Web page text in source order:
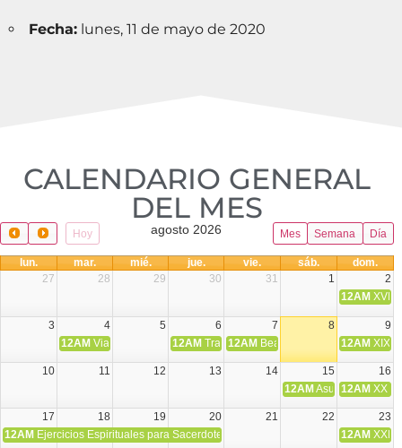
Fecha: lunes, 11 de mayo de 2020
CALENDARIO GENERAL
DEL MES​
Hoy Mes Semana Día
agosto 2026
lun. mar. mié. jue. vie. sáb.
dom.
27
28 29 30 31 1
2
12AM XVIII
3 4 5 6 7 8
9
12AM Viaje Diocesano a Japón.
12AM Transfiguración del Señor
12AM Beatos Cruz Laplana,
12AM XIX
10 11 12 13 14 15
16
12AM Asunción de la
12AM XX
17 18 19 20 21 22
23
12AM Ejercicios Espirituales para Sacerdotes. Priego. 12AM XXI